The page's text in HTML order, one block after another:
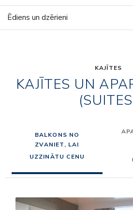
Ēdiens un dzērieni
KAJĪTES
KAJĪTES UN
BALKONS NO
ZVANIET, LAI
UZZINĀTU CENU